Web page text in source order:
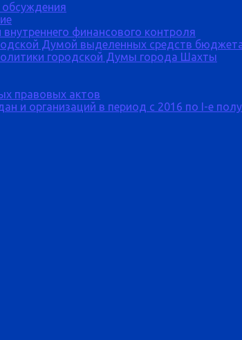
финансового контроля
Думой выделенных средств
городской Думы города Шахты
правовых актов
и организаций в период с 2016 по I-е